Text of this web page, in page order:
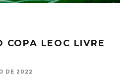
COPA LEOC LIVRE
DE 2022